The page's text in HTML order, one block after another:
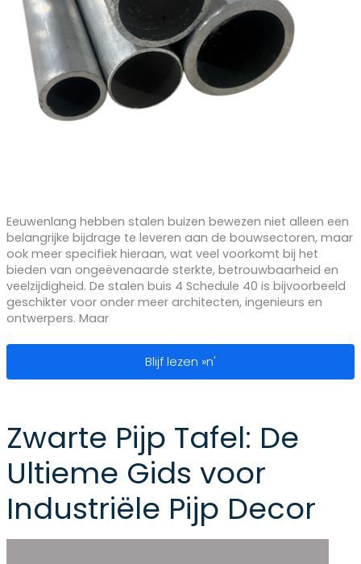
Eeuwenlang hebben stalen buizen bewezen niet alleen een
belangrijke bijdrage te leveren aan de bouwsectoren, maar
ook meer specifiek hieraan, wat veel voorkomt bij het
bieden van ongeëvenaarde sterkte, betrouwbaarheid en
veelzijdigheid. De stalen buis 4 Schedule 40 is bijvoorbeeld
geschikter voor onder meer architecten, ingenieurs en
ontwerpers. Maar
Inzicht in de sterkte en
Blijf lezen »n'
Zwarte Pijp Tafel: De
Ultieme Gids voor
Industriële Pijp Decor